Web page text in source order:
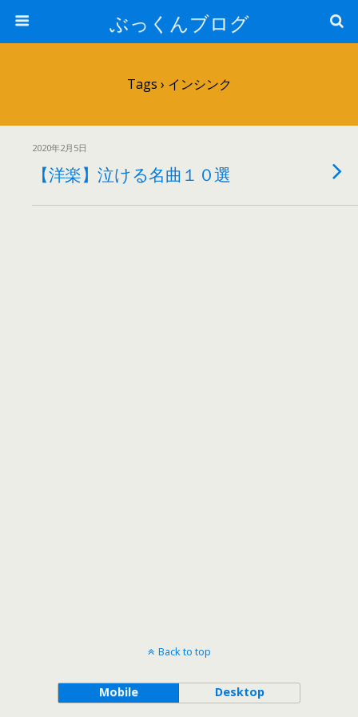
ぶっくんブログ
Tags › インシンク
2020年2月5日
【洋楽】泣ける名曲１０選
Back to top
Mobile Desktop